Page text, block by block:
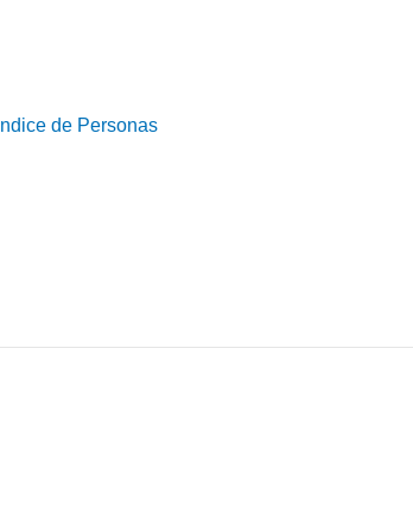
Indice de Personas